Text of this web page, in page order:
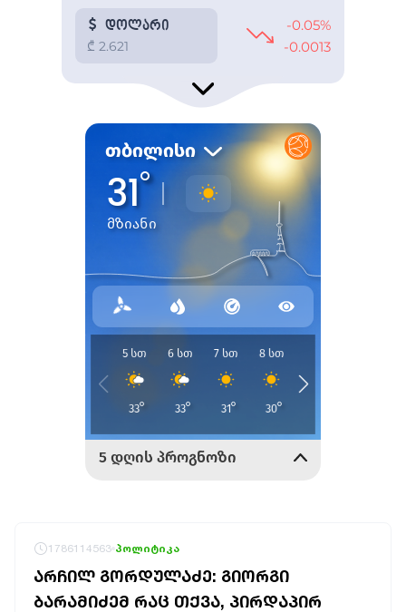
1786114563 პოლიტიკა
ᲐᲠᲩᲘᲚ ᲒᲝᲠᲓᲣᲚᲐᲫᲔ: ᲒᲘᲝᲠᲒᲘ
ᲑᲐᲠᲐᲛᲘᲫᲔᲛ ᲠᲐᲪ ᲗᲥᲕᲐ, ᲞᲘᲠᲓᲐᲞᲘᲠ